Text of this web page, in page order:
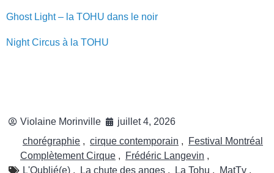
Ghost Light – la TOHU dans le noir
Night Circus à la TOHU
Violaine Morinville
juillet 4, 2026
chorégraphie , cirque contemporain ,
Festival Montréal
Complètement Cirque , Frédéric Langevin ,
L'Oublié(e) , La chute des anges , La Tohu , MatTv ,